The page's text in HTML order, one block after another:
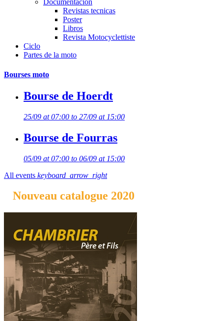
Documentación
Revistas tecnicas
Poster
Libros
Revista Motocyclettiste
Ciclo
Partes de la moto
Bourses moto
Bourse de Hoerdt
25/09 at 07:00 to 27/09 at 15:00
Bourse de Fourras
05/09 at 07:00 to 06/09 at 15:00
All events keyboard_arrow_right
Nouveau catalogue 2020